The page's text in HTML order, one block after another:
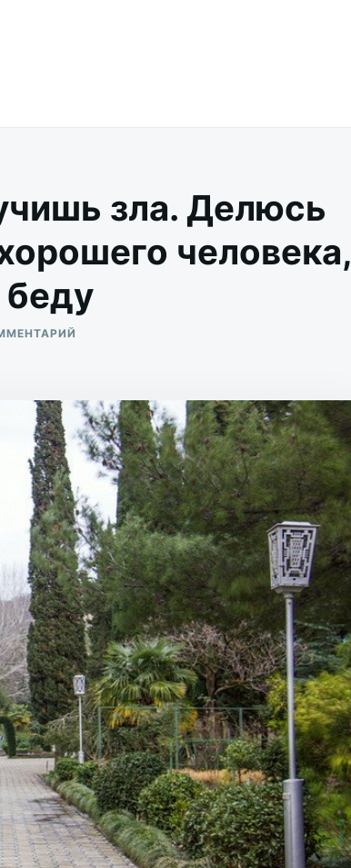
зла. Делюсь
человека,
беду
—
НЕ
ПОЛУЧИШЬ
ЗЛА.
ДЕЛЮСЬ
ЛИЧНОМ
ОПЫТОМ
ПО
ЗАЩИТЕ
ХОРОШЕГО
ЧЕЛОВЕКА,
ПОПАВШЕГО
В
БЕДУ